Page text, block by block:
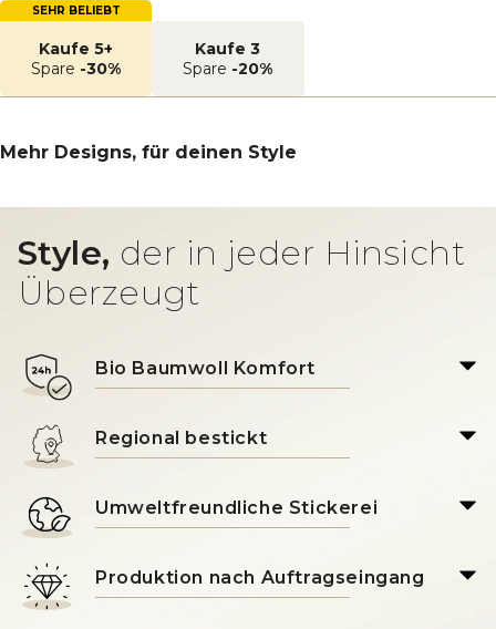
SEHR BELIEBT
Kaufe 5+
Spare -30%
Kaufe 3
Spare -20%
Mehr Designs, für deinen Style
Style, der in jeder Hinsicht
Überzeugt
Bio Baumwoll Komfort
Regional bestickt
Umweltfreundliche Stickerei
Produktion nach Auftragseingang